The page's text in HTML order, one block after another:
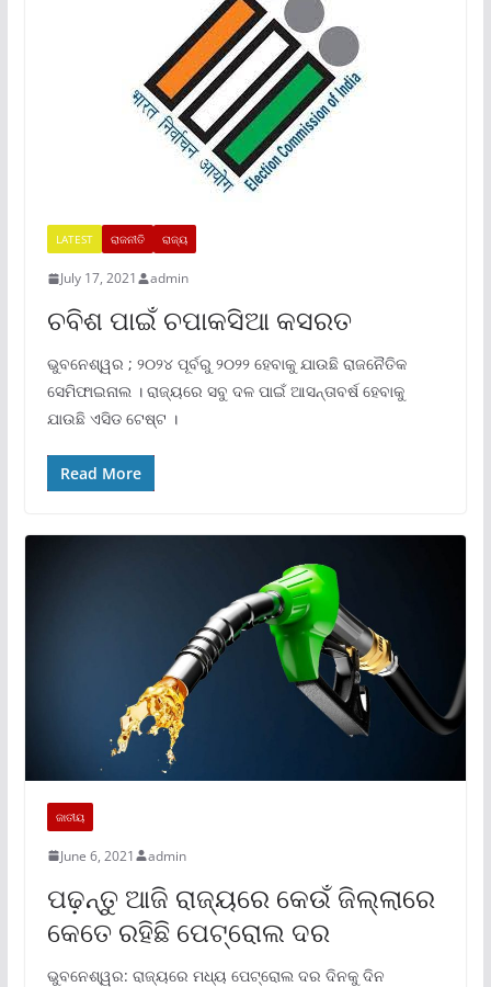
LATEST ରାଜନୀତି ରାଜ୍ୟ
July 17, 2021 admin
ଚବିଶ ପାଇଁ ଚପାକସିଆ କସରତ
ଭୁବନେଶ୍ୱର ; ୨୦୨୪ ପୂର୍ବରୁ ୨୦୨୨ ହେବାକୁ ଯାଉଛି ରାଜନୈତିକ
ସେମିଫାଇନାଲ । ରାଜ୍ୟରେ ସବୁ ଦଳ ପାଇଁ ଆସନ୍ତାବର୍ଷ ହେବାକୁ
ଯାଉଛି ଏସିଡ ଟେଷ୍ଟ ।
Read More
ଜାତୀୟ
June 6, 2021 admin
ପଢ଼ନ୍ତୁ ଆଜି ରାଜ୍ୟରେ କେଉଁ ଜିଲ୍ଲାରେ
କେତେ ରହିଛି ପେଟ୍ରୋଲ ଦର
ଭୁବନେଶ୍ୱର: ରାଜ୍ୟରେ ମଧ୍ୟ ପେଟ୍ରୋଲ ଦର ଦିନକୁ ଦିନ